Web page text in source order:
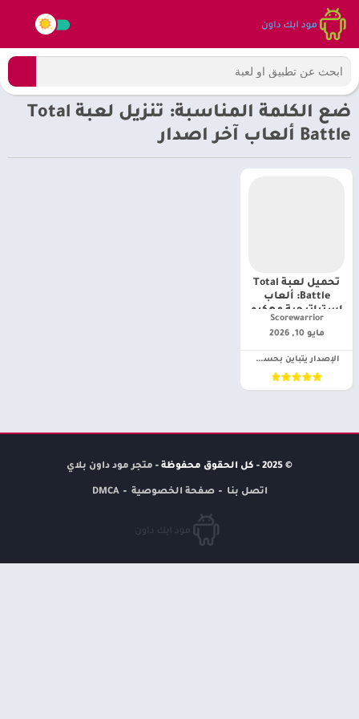
ضع الكلمة المناسبة: تنزيل لعبة Total
Battle ألعاب آخر اصدار
تحميل لعبة Total
Battle: ألعاب
إستراتيجية مهكره
اصدار]
Scorewarrior‏
مايو 10, 2026
الإصدار يتباين بحسب الجهاز
© 2025 - كل الحقوق محفوظة - متجر مود داون بلاي
اتصل بنا صفحة الخصوصية DMCA